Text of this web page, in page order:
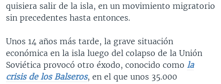
quisiera salir de la isla, en un movimiento migratorio
sin precedentes hasta entonces.
Unos 14 años más tarde, la grave situación
económica en la isla luego del colapso de la Unión
Soviética provocó otro éxodo, conocido como la
crisis de los Balseros, en el que unos 35.000